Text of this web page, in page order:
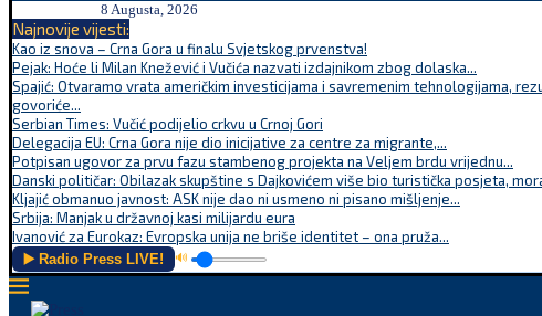
8 Augusta, 2026
Najnovije vijesti:
Kao iz snova – Crna Gora u finalu Svjetskog prvenstva!
Pejak: Hoće li Milan Knežević i Vučića nazvati izdajnikom zbog dolaska...
Spajić: Otvaramo vrata američkim investicijama i savremenim tehnologijama,
govoriće...
Serbian Times: Vučić podijelio crkvu u Crnoj Gori
Delegacija EU: Crna Gora nije dio inicijative za centre za migrante,...
Potpisan ugovor za prvu fazu stambenog projekta na Veljem brdu vrijednu...
Danski političar: Obilazak skupštine s Dajkovićem više bio turistička posjeta,
Kljajić obmanuo javnost: ASK nije dao ni usmeno ni pisano mišljenje...
Srbija: Manjak u državnoj kasi milijardu eura
Ivanović za Eurokaz: Evropska unija ne briše identitet – ona pruža...
▶️ Radio Press LIVE! 🔊